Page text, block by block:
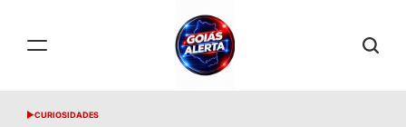
POSTED
CURIOSIDADES